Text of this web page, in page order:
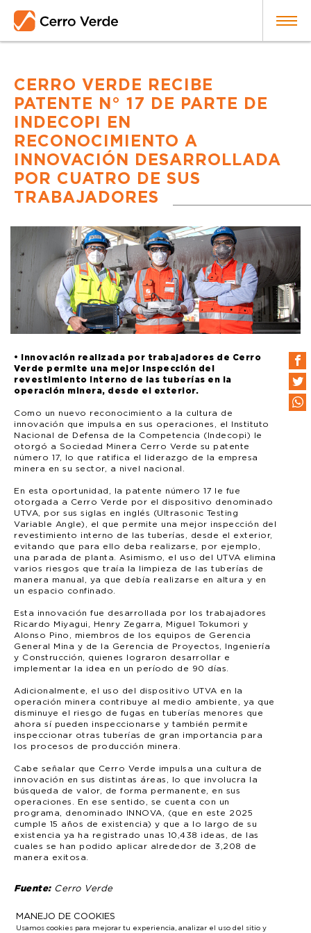
CERRO VERDE RECIBE
PATENTE N° 17 DE PARTE DE
INDECOPI EN
RECONOCIMIENTO A
INNOVACIÓN DESARROLLADA
POR CUATRO DE SUS
TRABAJADORES
• Innovación realizada por trabajadores de Cerro
Verde permite una mejor inspección del
revestimiento interno de las tuberías en la
operación minera, desde el exterior.
Como un nuevo reconocimiento a la cultura de
innovación que impulsa en sus operaciones, el Instituto
Nacional de Defensa de la Competencia (Indecopi) le
otorgó a Sociedad Minera Cerro Verde su patente
número 17, lo que ratifica el liderazgo de la empresa
minera en su sector, a nivel nacional.
En esta oportunidad, la patente número 17 le fue
otorgada a Cerro Verde por el dispositivo denominado
UTVA, por sus siglas en inglés (Ultrasonic Testing
Variable Angle), el que permite una mejor inspección del
revestimiento interno de las tuberías, desde el exterior,
evitando que para ello deba realizarse, por ejemplo,
una parada de planta. Asimismo, el uso del UTVA elimina
varios riesgos que traía la limpieza de las tuberías de
manera manual, ya que debía realizarse en altura y en
un espacio confinado.
Esta innovación fue desarrollada por los trabajadores
Ricardo Miyagui, Henry Zegarra, Miguel Tokumori y
Alonso Pino, miembros de los equipos de Gerencia
General Mina y de la Gerencia de Proyectos, Ingeniería
y Construcción, quienes lograron desarrollar e
implementar la idea en un período de 90 días.
Adicionalmente, el uso del dispositivo UTVA en la
operación minera contribuye al medio ambiente, ya que
disminuye el riesgo de fugas en tuberías menores que
ahora sí pueden inspeccionarse y también permite
inspeccionar otras tuberías de gran importancia para
los procesos de producción minera.
Cabe señalar que Cerro Verde impulsa una cultura de
innovación en sus distintas áreas, lo que involucra la
búsqueda de valor, de forma permanente, en sus
operaciones. En ese sentido, se cuenta con un
programa, denominado INNOVA, (que en este 2025
cumple 15 años de existencia) y que a lo largo de su
existencia ya ha registrado unas 10,438 ideas, de las
cuales se han podido aplicar alrededor de 3,208 de
manera exitosa.
Fuente:Cerro Verde
MANEJO DE COOKIES
Usamos cookies para mejorar tu experiencia, analizar el uso del sitio y